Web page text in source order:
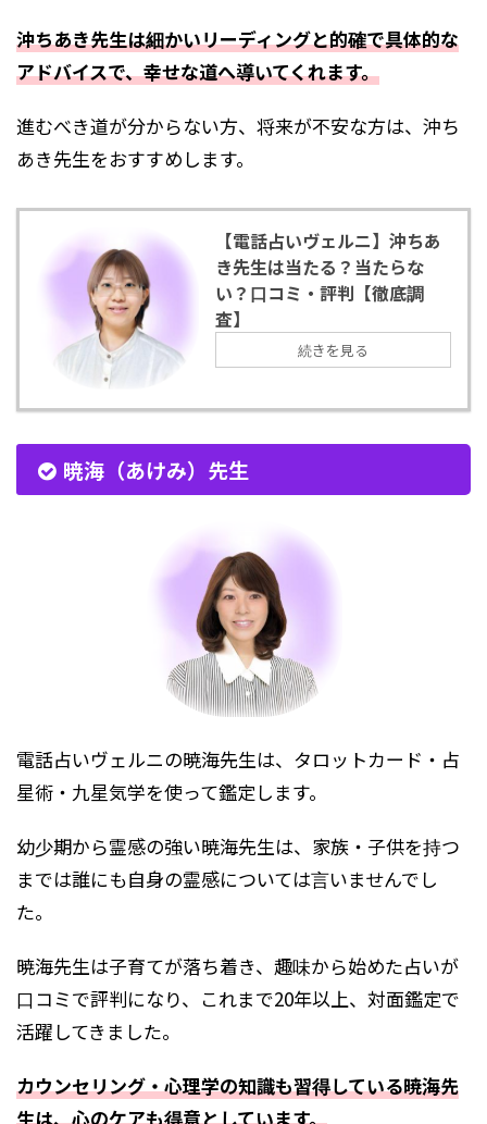
沖ちあき先生は細かいリーディングと的確で具体的な
アドバイスで、幸せな道へ導いてくれます。
進むべき道が分からない方、将来が不安な方は、沖ち
あき先生をおすすめします。
【電話占いヴェルニ】沖ちあ
き先生は当たる？当たらな
い？口コミ・評判【徹底調
査】
続きを見る
暁海（あけみ）先生
電話占いヴェルニの暁海先生は、タロットカード・占
星術・九星気学を使って鑑定します。
幼少期から霊感の強い暁海先生は、家族・子供を持つ
までは誰にも自身の霊感については言いませんでし
た。
暁海先生は子育てが落ち着き、趣味から始めた占いが
口コミで評判になり、これまで20年以上、対面鑑定で
活躍してきました。
カウンセリング・心理学の知識も習得している暁海先
生は、心のケアも得意としています。